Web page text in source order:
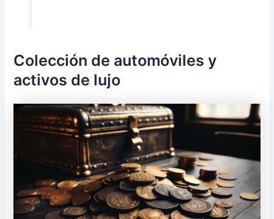
Colección de automóviles y
activos de lujo